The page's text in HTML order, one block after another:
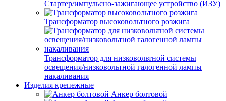
Стартер/импульсно-зажигающее устройство (ИЗУ)
Трансформатор высоковольтного розжига
Трансформатор для низковольтной системы
освещения/низковольтной галогенной лампы
накаливания
Изделия крепежные
Анкер болтовой